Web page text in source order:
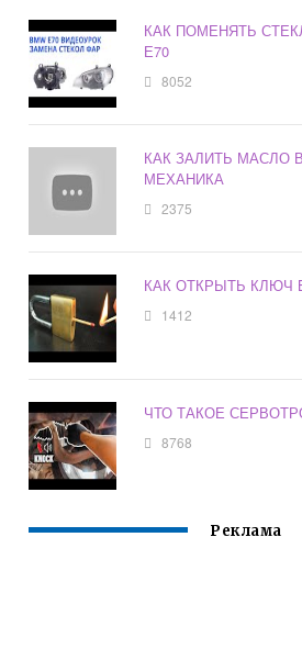
КАК ПОМЕНЯТЬ
Е70
8052
КАК ЗАЛИТЬ МАСЛО
МЕХАНИКА
2375
КАК ОТКРЫТЬ КЛЮЧ
1412
ЧТО ТАКОЕ
8768
Реклама